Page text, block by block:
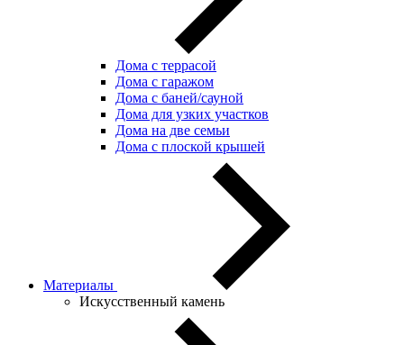
Дома с террасой
Дома с гаражом
Дома с баней/сауной
Дома для узких участков
Дома на две семьи
Дома с плоской крышей
Материалы
Искусственный камень